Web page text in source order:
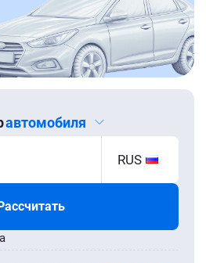
автомобиля
RUS